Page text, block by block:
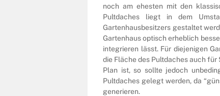
noch am ehesten mit den
Pultdaches liegt in dem
Gartenhausbesitzers gestaltet
Gartenhaus optisch erheblich
integrieren lässt. Für diejenigen
die Fläche des Pultdaches auch
Plan ist, so sollte jedoch
Pultdaches gelegt werden, da
generieren.